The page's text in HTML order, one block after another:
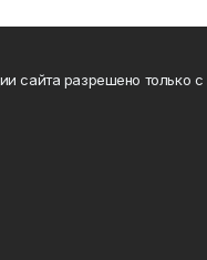
разрешено только с